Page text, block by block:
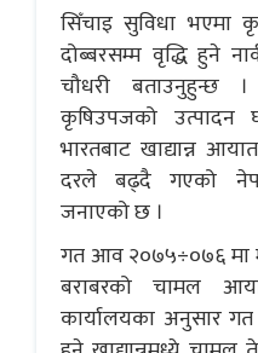
सिँचाइ सुविधा भएमा
दोब्बरसम्म वृद्धि हुने
चौधरी बताउनुहुन्छ
कृषिउपजको
भारतबाट खाद्यान्न
दरले बढ्दै गएको
जनाएको छ ।
गत आव २०७५÷०७६ मा
बराबरको चामल
कार्यालयका अनुसार